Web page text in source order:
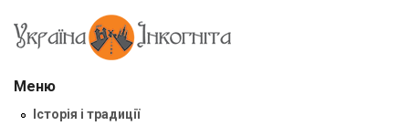
Меню
Історія і традиції